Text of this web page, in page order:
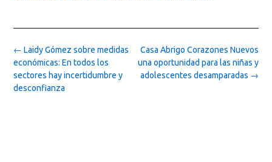
Post
navigation
Casa Abrigo Corazones Nuevos
una oportunidad para las niñas y
adolescentes desamparadas →
← Laidy Gómez sobre medidas
económicas: En todos los
sectores hay incertidumbre y
desconfianza